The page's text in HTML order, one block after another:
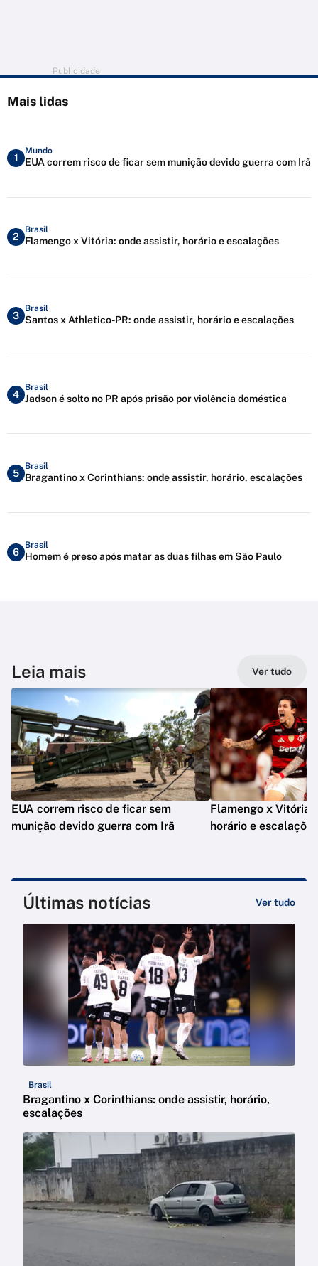
Publicidade
Mais lidas
1
Mundo
EUA correm risco de ficar sem munição devido guerra com Irã
2
Brasil
Flamengo x Vitória: onde assistir, horário e escalações
3
Brasil
Santos x Athletico-PR: onde assistir, horário e escalações
4
Brasil
Jadson é solto no PR após prisão por violência doméstica
5
Brasil
Bragantino x Corinthians: onde assistir, horário, escalações
6
Brasil
Homem é preso após matar as duas filhas em São Paulo
Leia mais Ver tudo
EUA correm risco de ficar sem
munição devido guerra com Irã
Flamengo x Vitória:
horário e escalações
Últimas notícias Ver tudo
Brasil
Bragantino x Corinthians: onde assistir, horário,
escalações